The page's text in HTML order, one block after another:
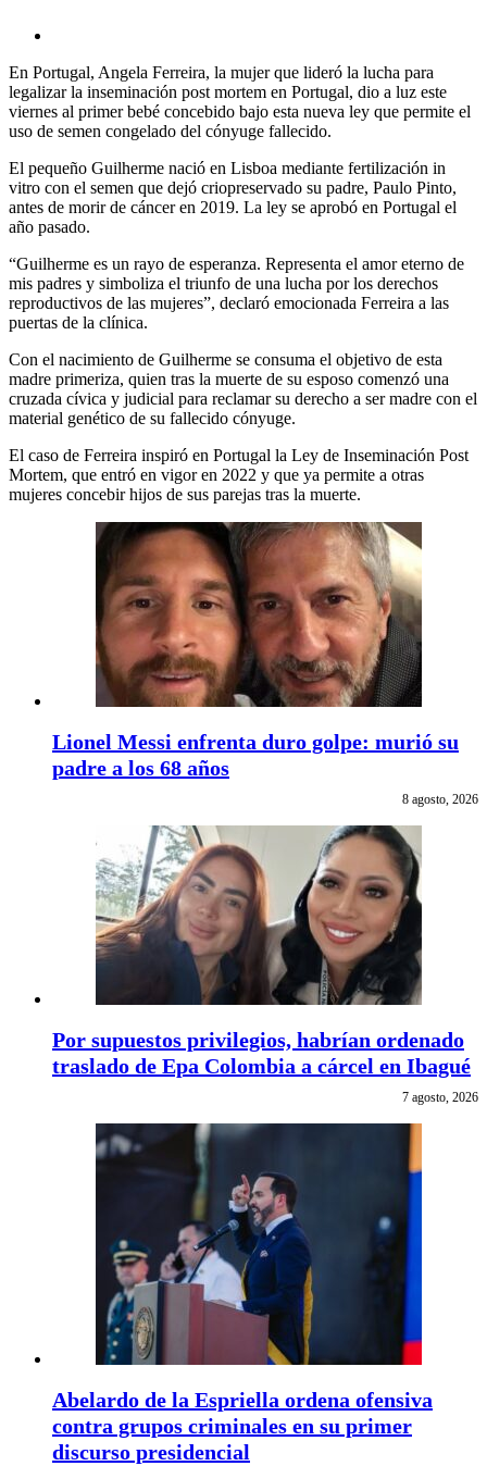
En Portugal, Angela Ferreira, la mujer que lideró la lucha para
legalizar la inseminación post mortem en Portugal, dio a luz este
viernes al primer bebé concebido bajo esta nueva ley que permite el
uso de semen congelado del cónyuge fallecido.
El pequeño Guilherme nació en Lisboa mediante fertilización in
vitro con el semen que dejó criopreservado su padre, Paulo Pinto,
antes de morir de cáncer en 2019. La ley se aprobó en Portugal el
año pasado.
“Guilherme es un rayo de esperanza. Representa el amor eterno de
mis padres y simboliza el triunfo de una lucha por los derechos
reproductivos de las mujeres”, declaró emocionada Ferreira a las
puertas de la clínica.
Con el nacimiento de Guilherme se consuma el objetivo de esta
madre primeriza, quien tras la muerte de su esposo comenzó una
cruzada cívica y judicial para reclamar su derecho a ser madre con el
material genético de su fallecido cónyuge.
El caso de Ferreira inspiró en Portugal la Ley de Inseminación Post
Mortem, que entró en vigor en 2022 y que ya permite a otras
mujeres concebir hijos de sus parejas tras la muerte.
Lionel Messi enfrenta duro golpe: murió su
padre a los 68 años
8 agosto, 2026
Por supuestos privilegios, habrían ordenado
traslado de Epa Colombia a cárcel en Ibagué
7 agosto, 2026
Abelardo de la Espriella ordena ofensiva
contra grupos criminales en su primer
discurso presidencial